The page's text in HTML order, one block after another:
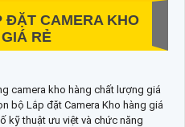
ĐẶT CAMERA KHO
RẺ
camera kho hàng chất lượng giá
bộ Lắp đặt Camera Kho hàng giá
kỹ thuật ưu việt và chức năng